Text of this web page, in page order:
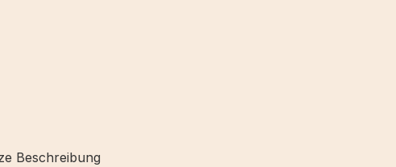
Beschreibung